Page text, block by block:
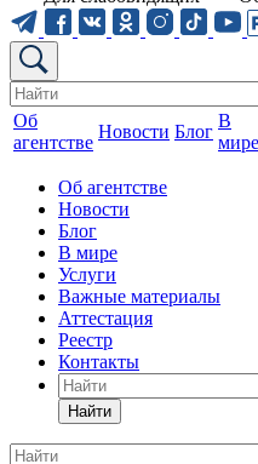
Об
агентстве
Новости Блог
В
мире
Об агентстве
Новости
Блог
В мире
Услуги
Важные материалы
Аттестация
Реестр
Контакты
Найти